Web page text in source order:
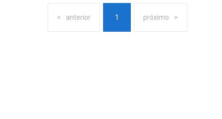
anterior 1 próximo